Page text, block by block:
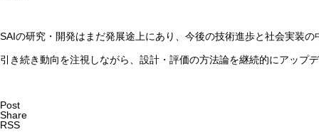
SAIの研究・開発はまだ発展途上にあり、今後の技術進歩と社会実装
引き続き動向を注視しながら、設計・評価の方法論を継続的にアップ
Post
Share
RSS